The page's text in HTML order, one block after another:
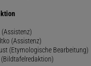
(Assistenz)
(Assistenz)
(Etymologische Bearbeitung)
(Bildtafelredaktion)